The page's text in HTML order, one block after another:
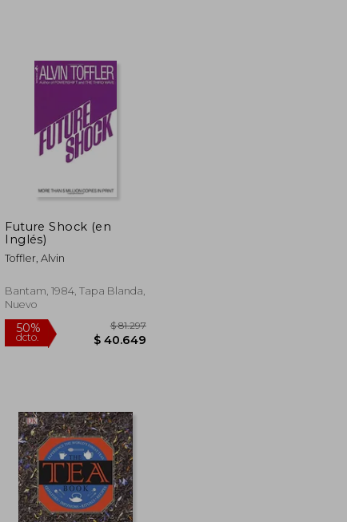
$ 59.354 dcto.
$ 115.216
$ 57.608
Future Shock (en
Inglés)
Toffler, Alvin
Bantam, 1984, Tapa Blanda,
Nuevo
50%
dcto.